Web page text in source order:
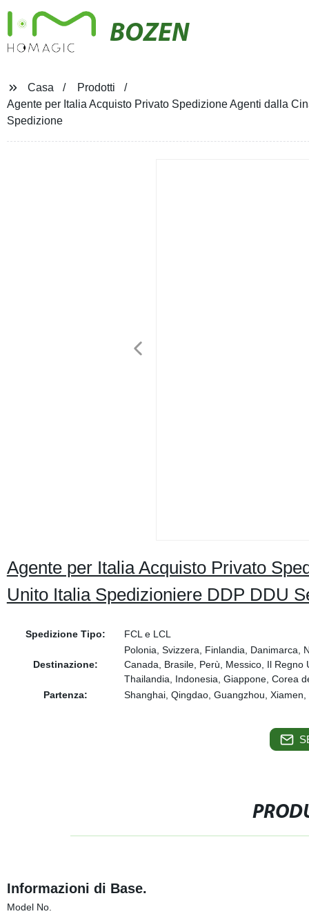
BOZEN
Casa
Prodotti
Agente per Italia Acquisto Privato Spedizione Agenti dalla
Spedizione
Agente per Italia Acquisto Privato
Unito Italia Spedizioniere DDP DDU
Spedizione Tipo: FCL e LCL
Destinazione:
Polonia, Svizzera, Finlandia, Danimarca,
Canada, Brasile, Perù, Messico, Il
Thailandia, Indonesia, Giappone, Corea
Partenza:
Shanghai, Qingdao, Guangzhou,
Informazioni di Base.
Model No.